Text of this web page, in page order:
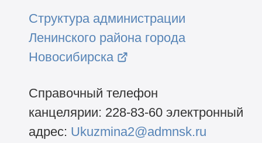
Структура администрации
Ленинского района города
Новосибирска
Справочный телефон
канцелярии: 228-83-60электронный
адрес: Ukuzmina2@admnsk.ru